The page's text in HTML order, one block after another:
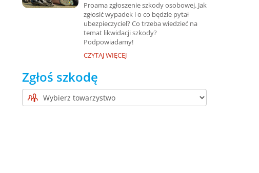
Proama zgłoszenie szkody osobowej. Jak
zgłosić wypadek i o co będzie pytał
ubezpieczyciel? Co trzeba wiedzieć na
temat likwidacji szkody?
Podpowiadamy!
CZYTAJ WIĘCEJ
Zgłoś szkodę